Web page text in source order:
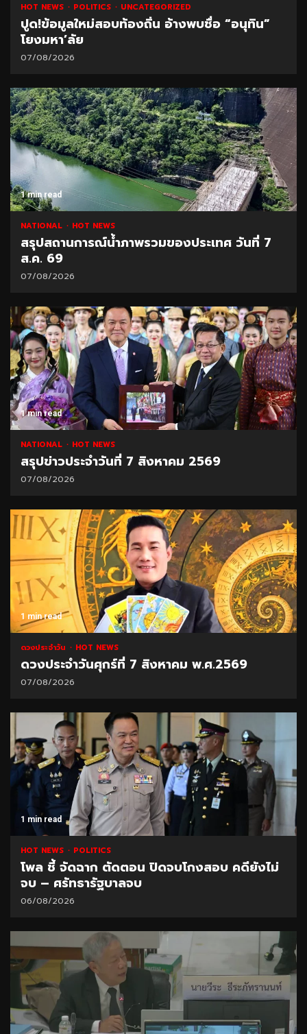
HOT NEWS POLITICS UNCATEGORIZED
ปูด!ข้อมูลใหม่สอบท้องถิ่น อ้างพบชื่อ “อนุทิน”
โยงมหา’ลัย
07/08/2026
1 min read
NATIONAL HOT NEWS
สรุปสถานการณ์น้ำภาพรวมของประเทศ วันที่ 7
ส.ค. 69
07/08/2026
1 min read
NATIONAL HOT NEWS
สรุปข่าวประจำวันที่ 7 สิงหาคม 2569
07/08/2026
1 min read
ดวงประจำวัน HOT NEWS
ดวงประจำวันศุกร์ที่ 7 สิงหาคม พ.ศ.2569
07/08/2026
1 min read
HOT NEWS POLITICS
โพล ชี้ จัดฉาก ตัดตอน ปิดจบโกงสอบ คดียังไม่
จบ – ศรัทธารัฐบาลจบ
06/08/2026